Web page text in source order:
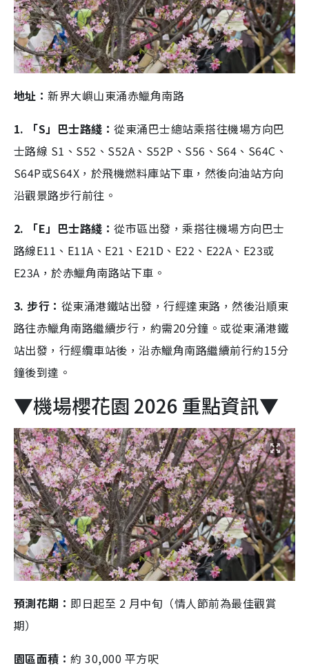
地址：新界大嶼山東涌赤鱲角南路
1. 「S」巴士路綫：從東涌巴士總站乘搭往機場方向巴
士路線 S1、S52、S52A、S52P、S56、S64、S64C、
S64P或S64X，於飛機燃料庫站下車，然後向油站方向
沿觀景路步行前往。
2. 「E」巴士路綫：從市區出發，乘搭往機場方向巴士
路線E11、E11A、E21、E21D、E22、E22A、E23或
E23A，於赤鱲角南路站下車。
3. 步行： 從東涌港鐵站出發，行經達東路，然後沿順東
路往赤鱲角南路繼續步行，約需20分鐘。或從東涌港鐵
站出發，行經纜車站後，沿赤鱲角南路繼續前行約15分
鐘後到達。
▼機場櫻花園 2026 重點資訊▼
預測花期： 即日起至 2 月中旬（情人節前為最佳觀賞
期）
園區面積：約 30,000 平方呎